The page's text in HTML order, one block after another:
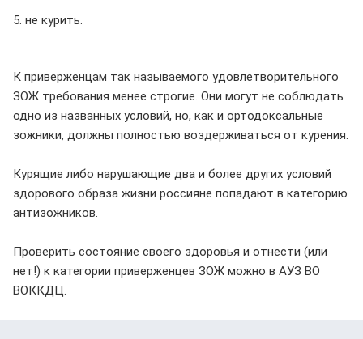
5. не курить.
К приверженцам так называемого удовлетворительного
ЗОЖ требования менее строгие. Они могут не соблюдать
одно из названных условий, но, как и ортодоксальные
зожники, должны полностью воздерживаться от курения.
Курящие либо нарушающие два и более других условий
здорового образа жизни россияне попадают в категорию
антизожников.
Проверить состояние своего здоровья и отнести (или
нет!) к категории приверженцев ЗОЖ можно в АУЗ ВО
ВОККДЦ.